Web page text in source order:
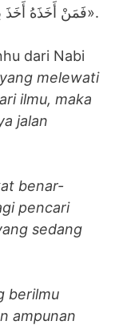
فَمَنْ أَخَذَهُ أَخَذَ بحَظٍّ وَافِرٍ».
dari Nabi
melewati
ilmu, maka
jalan
benar-
pencari
sedang
berilmu
ampunan